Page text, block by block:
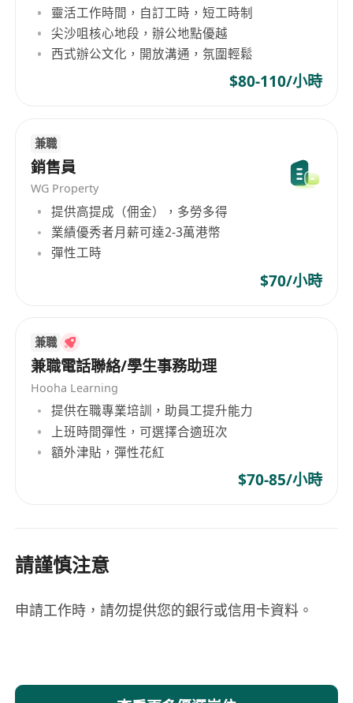
數據與創意策劃，最大化品牌聲量。
EventVibe：線上線下活動策劃與執行專家，專
注打造品牌體驗與社群參與度。
**************** & ***************：香
深化客戶關係。
TapNow
：一站式電商平台，協助品牌輕鬆開展
數位零售，串聯內容推廣與購物體驗。
原生內容創作、社群策略規劃、數據分析、
AIGC 技術應用、短片與視覺內容製作等服務。
你將參與的專案類型涵蓋：
大型品牌全年行銷策略合作（Retainer
KOL / KOC 合作、創意內容與品牌形象提升專案
數據導向的行銷成效分析與優化建議
AI 工具與自動化行銷技術的創新應用
線上線下整合行銷活動及電商解決方案。
你將有機會接觸來自多個行業的頂尖客戶，包括：
美妝、生活品味、餐飲旅遊、時尚服飾、健康醫
療、親子育兒、金融保險、寵物用品等，項目內容
你的日常工作包括：
告業務發展策略，包括市場開拓、客戶開發、銷
帶來價值的潛在客戶建立關係，特別是鎖定親
靈活工作時間，自訂工時，短工時制
尖沙咀核心地段，辦公地點優越
西式辦公文化，開放溝通，氛圍輕鬆
$80-110/小時
兼職
銷售員
WG Property
提供高提成（佣金），多勞多得
業績優秀者月薪可達2-3萬港幣
彈性工時
$70/小時
兼職
兼職電話聯絡/學生事務助理
Hooha Learning
提供在職專業培訓，助員工提升能力
上班時間彈性，可選擇合適班次
額外津貼，彈性花紅
$70-85/小時
請謹慎注意
申請工作時，請勿提供您的銀行或信用卡資料。